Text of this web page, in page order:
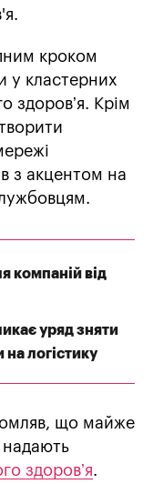
кроком
у кластерних
здоровʼя. Крім
з акцентом на
компаній від
уряд зняти
логістику
що майже
надають
здоровʼя.